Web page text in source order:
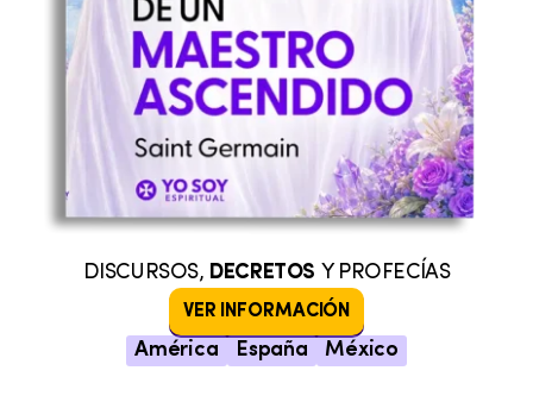
DISCURSOS, DECRETOS Y PROFECÍAS
VER INFORMACIÓN
América España México